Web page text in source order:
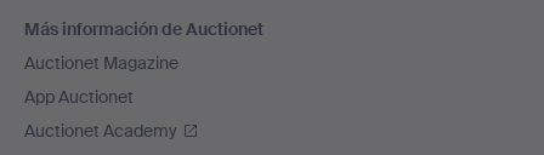
Más información de Auctionet
Auctionet Magazine
App Auctionet
Auctionet Academy